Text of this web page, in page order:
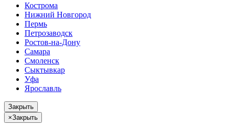
Кострома
Нижний Новгород
Пермь
Петрозаводск
Ростов-на-Дону
Самара
Смоленск
Сыктывкар
Уфа
Ярославль
Закрыть
×Закрыть